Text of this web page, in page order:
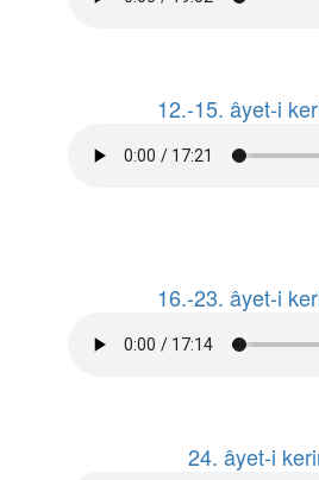
12.-15. âyet-i
16.-23. âyet-i
24. âyet-i